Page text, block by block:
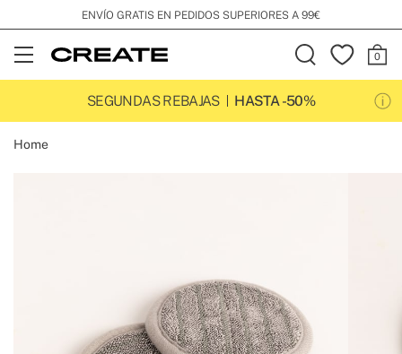
ENVÍO GRATIS EN PEDIDOS SUPERIORES A 99€
Open
Menu
SEGUNDAS REBAJAS
HASTA -50%
Home